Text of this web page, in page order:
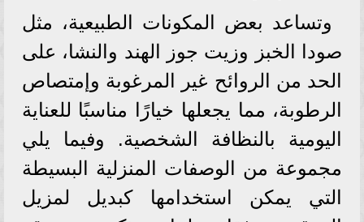
وتساعد بعض المكونات الطبيعية، مثل
صودا الخبز وزيت جوز الهند والنشا، على
الحد من الروائح غير المرغوبة وإمتصاص
الرطوبة، مما يجعلها خيارًا مناسبًا للعناية
اليومية بالنظافة الشخصية. وفيما يلي
مجموعة من الوصفات المنزلية البسيطة
التي يمكن استخدامها كبديل لمزيل